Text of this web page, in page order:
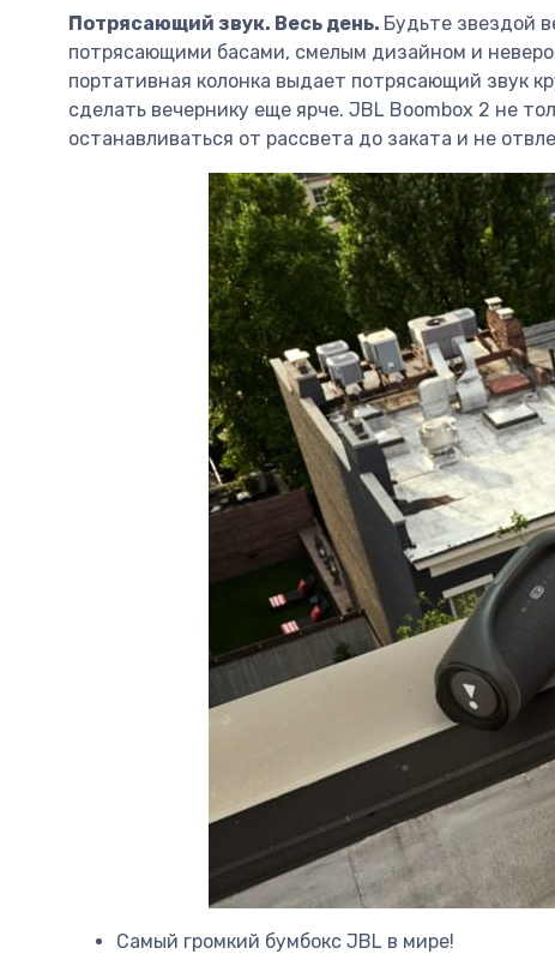
Потрясающий звук. Весь день. Будьте звездой
потрясающими басами, смелым дизайном и
портативная колонка выдает потрясающий звук
сделать вечернику еще ярче. JBL Boombox 2 не
останавливаться от рассвета до заката и не
Самый громкий бумбокс JBL в мире!